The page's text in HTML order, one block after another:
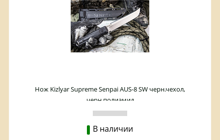
Нож Kizlyar Supreme Senpai AUS-8 SW черн.чехол,
черн.полиамид
В наличии